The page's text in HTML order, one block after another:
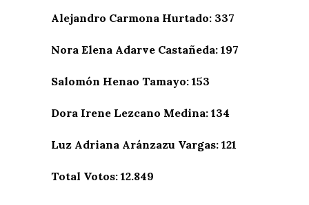
Alejandro Carmona Hurtado: 337
Nora Elena Adarve Castañeda: 197
Salomón Henao Tamayo: 153
Dora Irene Lezcano Medina: 134
Luz Adriana Aránzazu Vargas: 121
Total Votos: 12.849